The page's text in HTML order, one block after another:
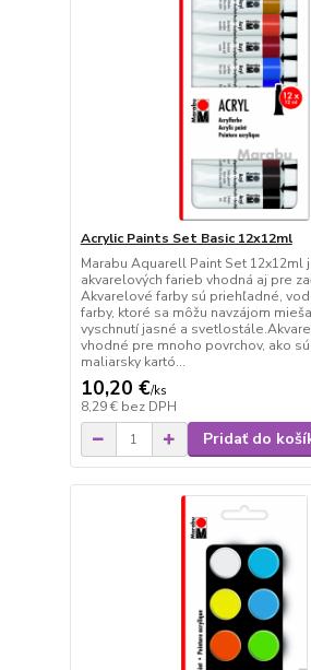
Acrylic Paints Set Basic 12x12ml
Marabu Aquarell Paint Set 12x12ml
akvarelových farieb vhodná aj pre
Akvarelové farby sú priehľadné,
farby, ktoré sa môžu navzájom
vyschnutí jasné a
vhodné pre mnoho povrchov, ako
maliarsky kartó...
10,20 €/ks
8,29 € bez DPH
Pridať do